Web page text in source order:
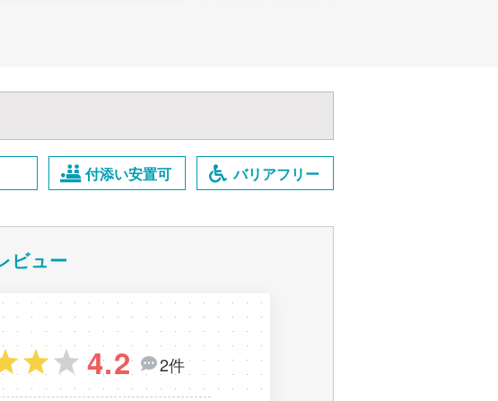
付添い安置可 バリアフリー
ビュー
4.2 2件